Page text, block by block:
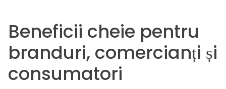
Beneficii cheie pentru
branduri, comercianți și
consumatori